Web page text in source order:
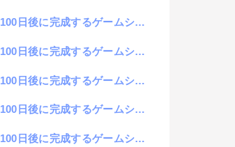
100日後に完成するゲームシステム 19日目「宝箱の開閉」
100日後に完成するゲームシステム 18日目「宝箱の作成」
100日後に完成するゲームシステム 17日目「壁画像の追加」
100日後に完成するゲームシステム 16日目「map移動処理」
100日後に完成するゲームシステム 15日目「会話機能の実装」